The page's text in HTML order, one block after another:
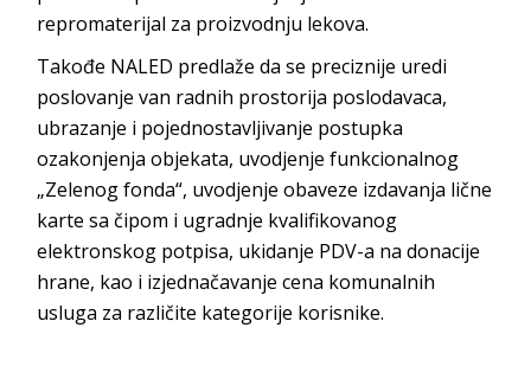
repromaterijal za proizvodnju lekova.
Takođe NALED predlaže da se preciznije uredi
poslovanje van radnih prostorija poslodavaca,
ubrazanje i pojednostavljivanje postupka
ozakonjenja objekata, uvodjenje funkcionalnog
„Zelenog fonda“, uvodjenje obaveze izdavanja lične
karte sa čipom i ugradnje kvalifikovanog
elektronskog potpisa, ukidanje PDV-a na donacije
hrane, kao i izjednačavanje cena komunalnih
usluga za različite kategorije korisnike.